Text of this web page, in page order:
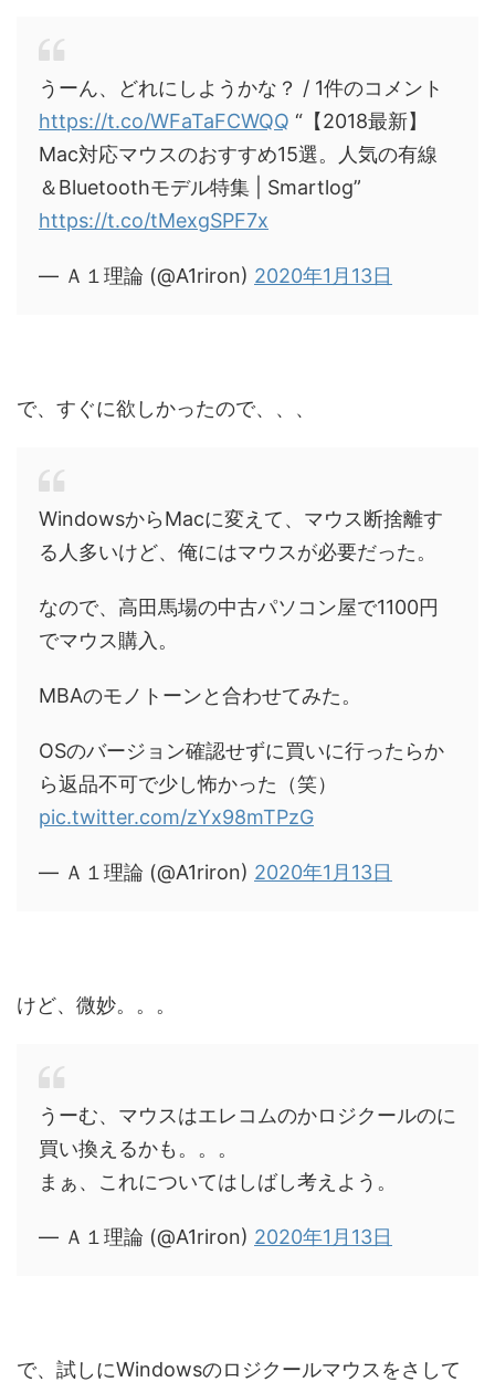
うーん、どれにしようかな？ / 1件のコメント
https://t.co/WFaTaFCWQQ “【2018最新】
Mac対応マウスのおすすめ15選。人気の有線
＆Bluetoothモデル特集 | Smartlog”
https://t.co/tMexgSPF7x
— Ａ１理論 (@A1riron) 2020年1月13日
で、すぐに欲しかったので、、、
WindowsからMacに変えて、マウス断捨離す
る人多いけど、俺にはマウスが必要だった。
なので、高田馬場の中古パソコン屋で1100円
でマウス購入。
MBAのモノトーンと合わせてみた。
OSのバージョン確認せずに買いに行ったらか
ら返品不可で少し怖かった（笑）
pic.twitter.com/zYx98mTPzG
— Ａ１理論 (@A1riron) 2020年1月13日
けど、微妙。。。
うーむ、マウスはエレコムのかロジクールのに
買い換えるかも。。。
まぁ、これについてはしばし考えよう。
— Ａ１理論 (@A1riron) 2020年1月13日
で、試しにWindowsのロジクールマウスをさして